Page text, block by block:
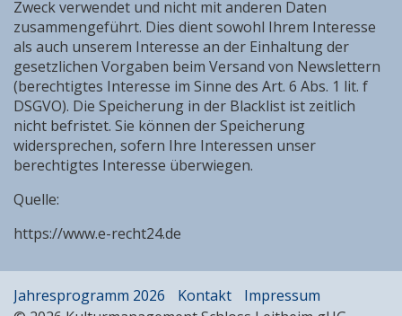
Zweck verwendet und nicht mit anderen Daten
zusammengeführt. Dies dient sowohl Ihrem Interesse
als auch unserem Interesse an der Einhaltung der
gesetzlichen Vorgaben beim Versand von Newslettern
(berechtigtes Interesse im Sinne des Art. 6 Abs. 1 lit. f
DSGVO). Die Speicherung in der Blacklist ist zeitlich
nicht befristet. Sie können der Speicherung
widersprechen, sofern Ihre Interessen unser
berechtigtes Interesse überwiegen.
Quelle:
https://www.e-recht24.de
Jahresprogramm 2026 Kontakt
Impressum